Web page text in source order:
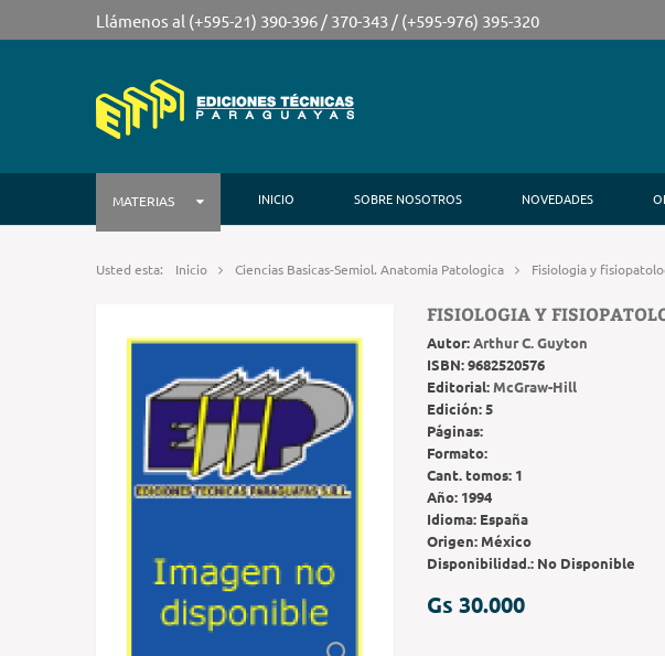
Llámenos al (+595-21) 390-396 / 370-343 / (+595-976) 395-320
MATERIAS INICIO SOBRE NOSOTROS NOVEDADES
Usted esta: Inicio Ciencias Basicas-Semiol. Anatomia Patologica Fisiologia y
FISIOLOGIA Y
Autor:Arthur C. Guyton
ISBN:9682520576
Editorial: McGraw-Hill
Edición:5
Páginas:
Formato:
Cant. tomos: 1
Año: 1994
Idioma: España
Origen:México
Disponibilidad.: No Disponible
Gs 30.000